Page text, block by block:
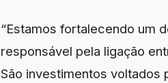
“Estamos fortalecendo um
responsável pela ligação
São investimentos voltados